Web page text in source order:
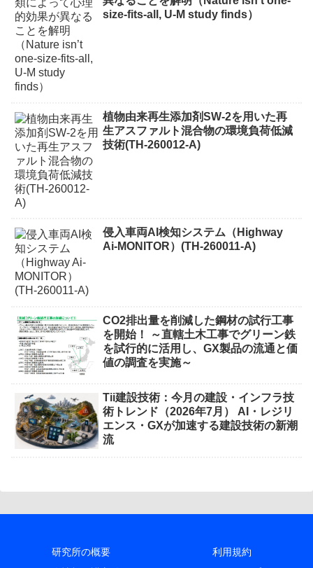
size-fits-all, U-M study finds）
植物由来再生添加剤SW-2を用いた再
生アスファルト混合物の環境負荷低減
技術(TH-260012-A)
侵入車両AI検知システム（Highway
Ai-MONITOR）(TH-260011-A)
CO2排出量を削減した鋼材の試行工事
を開始！ ～直轄土木工事でグリーン鉄
を試行的に活用し、GX製品の流通と価
値の調査を実施～
Tii建設技術：今月の建設・インフラ技
術トレンド（2026年7月） AI・レジリ
エンス・GXが加速する建設技術の新潮
流
研究所の概要
利用規約